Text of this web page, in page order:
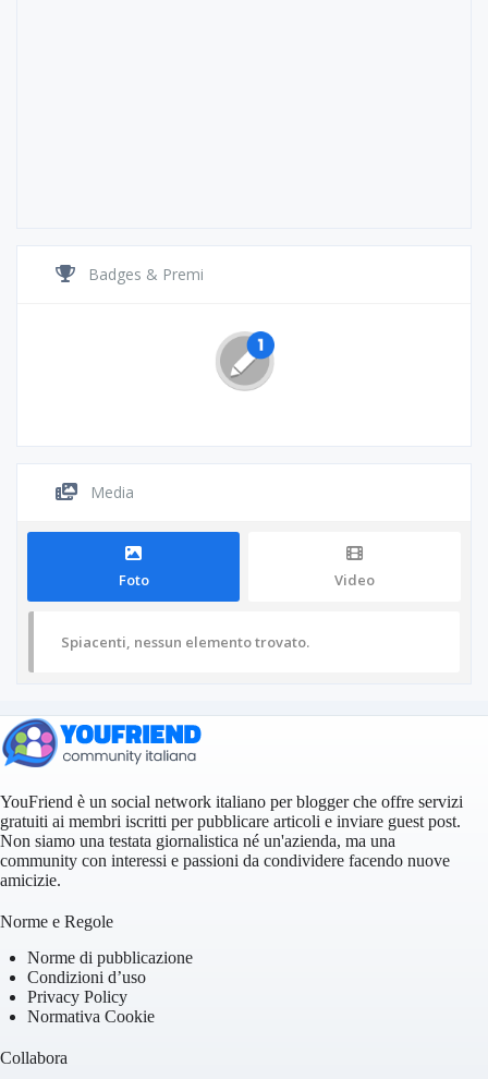
Badges & Premi
Media
Foto Video
Spiacenti, nessun elemento trovato.
YouFriend è un social network italiano per blogger che offre servizi
gratuiti ai membri iscritti per pubblicare articoli e inviare guest post.
Non siamo una testata giornalistica né un'azienda, ma una
community con interessi e passioni da condividere facendo nuove
amicizie.
Norme e Regole
Norme di pubblicazione
Condizioni d’uso
Privacy Policy
Normativa Cookie
Collabora